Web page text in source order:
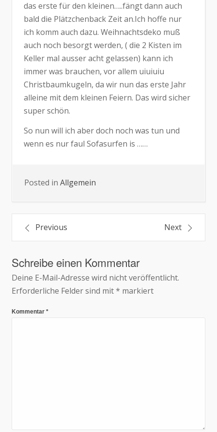
das erste für den kleinen…..fängt dann auch
bald die Plätzchenback Zeit an.Ich hoffe nur
ich komm auch dazu. Weihnachtsdeko muß
auch noch besorgt werden, ( die 2 Kisten im
Keller mal ausser acht gelassen) kann ich
immer was brauchen, vor allem uiuiuiu
Christbaumkugeln, da wir nun das erste Jahr
alleine mit dem kleinen Feiern. Das wird sicher
super schön.
So nun will ich aber doch noch was tun und
wenn es nur faul Sofasurfen is ……
Posted in Allgemein
Beitragsnavigation
Previous Next
Schreibe einen Kommentar
Deine E-Mail-Adresse wird nicht veröffentlicht.
Erforderliche Felder sind mit* markiert
Kommentar *